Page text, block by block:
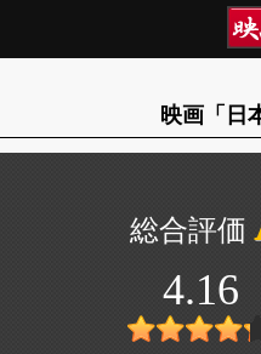
映画「日
4.16